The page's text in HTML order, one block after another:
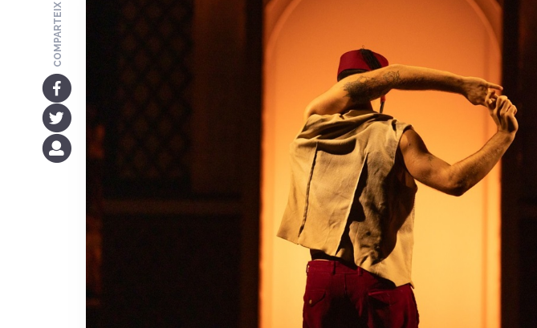
COMPARTEIX